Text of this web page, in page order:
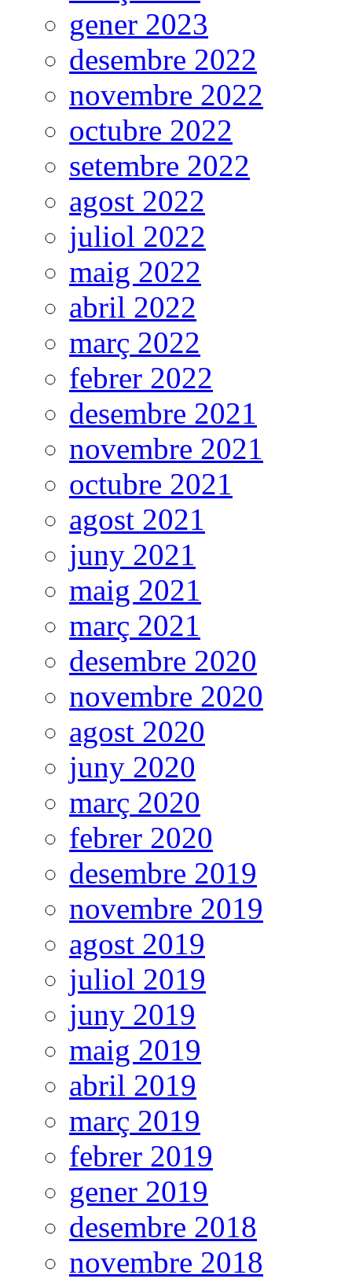
gener 2023
desembre 2022
novembre 2022
octubre 2022
setembre 2022
agost 2022
juliol 2022
maig 2022
abril 2022
març 2022
febrer 2022
desembre 2021
novembre 2021
octubre 2021
agost 2021
juny 2021
maig 2021
març 2021
desembre 2020
novembre 2020
agost 2020
juny 2020
març 2020
febrer 2020
desembre 2019
novembre 2019
agost 2019
juliol 2019
juny 2019
maig 2019
abril 2019
març 2019
febrer 2019
gener 2019
desembre 2018
novembre 2018